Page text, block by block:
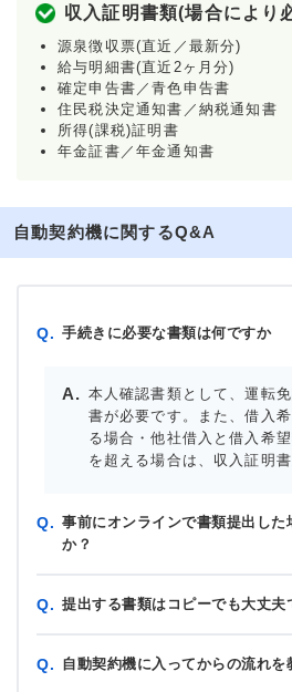
収入証明書類(場合により
源泉徴収票(直近／最新分)
給与明細書(直近2ヶ月分)
確定申告書／青色申告書
住民税決定通知書／納税通知書
所得(課税)証明書
年金証書／年金通知書
自動契約機に関するQ&A
Q. 手続きに必要な書類は何ですか
本人確認書類として、運転
書が必要です。また、借入
る場合・他社借入と借入希
を超える場合は、収入証明
Q. 事前にオンラインで書類提出した
か？
Q. 提出する書類はコピーでも大丈夫
Q. 自動契約機に入ってからの流れを